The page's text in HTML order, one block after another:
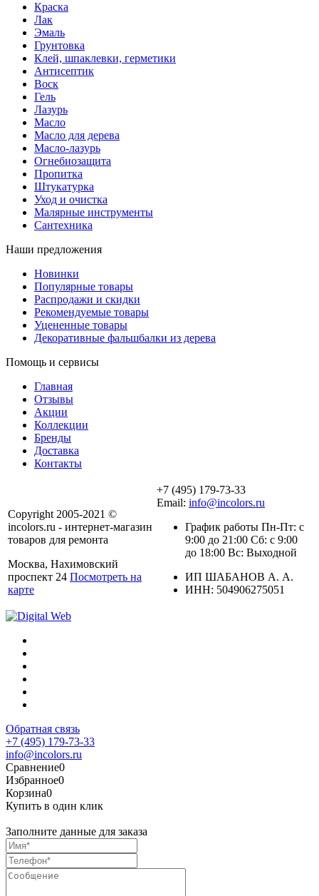
Краска
Лак
Эмаль
Грунтовка
Клей, шпаклевки, герметики
Антисептик
Воск
Гель
Лазурь
Масло
Масло для дерева
Масло-лазурь
Огнебиозащита
Пропитка
Штукатурка
Уход и очистка
Малярные инструменты
Сантехника
Наши предложения
Новинки
Популярные товары
Распродажи и скидки
Рекомендуемые товары
Уцененные товары
Декоративные фальшбалки из дерева
Помощь и сервисы
Главная
Отзывы
Акции
Коллекции
Бренды
Доставка
Контакты
Copyright 2005-2021 ©
incolors.ru - интернет-магазин
товаров для ремонта
Москва, Нахимовский
проспект 24 Посмотреть на
карте
+7 (495) 179-73-33
Email: info@incolors.ru
График работы Пн-Пт: с
9:00 до 21:00 Сб: с 9:00
до 18:00 Вс: Выходной
ИП ШАБАНОВ А. А.
ИНН: 504906275051
Обратная связь
+7 (495) 179-73-33
info@incolors.ru
Сравнение0
Избранное0
Корзина0
Купить в один клик
Заполните данные для заказа